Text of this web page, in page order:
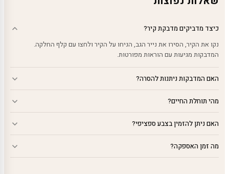
כיצד מדביקים מדבקת קיר?
נקו את הקיר, הסירו את נייר הגב, הניחו על הקיר ולחצו עם קלף החלקה.
המדבקות מגיעות עם הוראות מפורטות.
האם המדבקות ניתנות להסרה?
מהי תוחלת החיים?
האם ניתן להזמין בצבע ספציפי?
מה זמן האספקה?